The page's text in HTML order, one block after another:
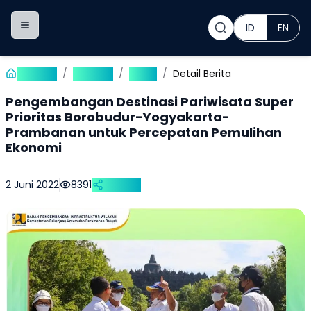
Toggle navigation menu ID EN
/ / / Detail Berita
Pengembangan Destinasi Pariwisata Super
Prioritas Borobudur-Yogyakarta-
Prambanan untuk Percepatan Pemulihan
Ekonomi
2 Juni 2022 8391